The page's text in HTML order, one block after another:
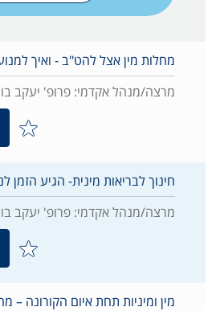
מחלות מין אצל להט"ב - ואיך
מרצה/מנהל אקדמי: פרופ' יעקב
חינוך לבריאות מינית- הגיע הזמן
מרצה/מנהל אקדמי: פרופ' יעקב
מין ומיניות תחת איום הקורונה –